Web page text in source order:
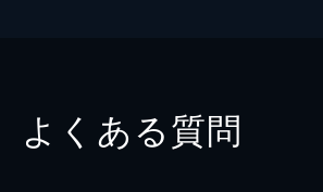
よくある質問